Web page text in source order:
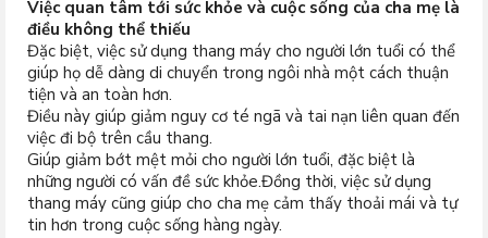
Việc quan tâm tới sức khỏe và cuộc sống của cha mẹ là
điều không thể thiếu
Đặc biệt, việc sử dụng thang máy cho người lớn tuổi có thể
giúp họ dễ dàng di chuyển trong ngôi nhà một cách thuận
tiện và an toàn hơn.
Điều này giúp giảm nguy cơ té ngã và tai nạn liên quan đến
việc đi bộ trên cầu thang.
Giúp giảm bớt mệt mỏi cho người lớn tuổi, đặc biệt là
những người có vấn đề sức khỏe.Đồng thời, việc sử dụng
thang máy cũng giúp cho cha mẹ cảm thấy thoải mái và tự
tin hơn trong cuộc sống hàng ngày.